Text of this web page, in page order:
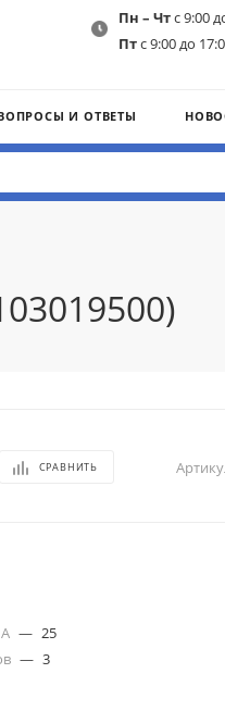
Пн – Чтс 9:00
Птс 9:00 до
И ОТВЕТЫ
СРАВНИТЬ
— 25
— 3